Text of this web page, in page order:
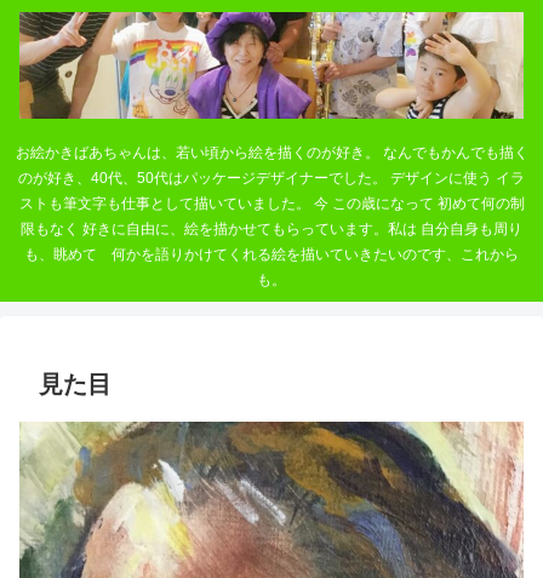
お絵かきばあちゃんは、若い頃から絵を描くのが好き。 なんでもかんでも描く
のが好き、40代、50代はパッケージデザイナーでした。 デザインに使う イラ
ストも筆文字も仕事として描いていました。 今 この歳になって 初めて何の制
限もなく 好きに自由に、絵を描かせてもらっています。私は 自分自身も周り
も、眺めて 何かを語りかけてくれる絵を描いていきたいのです、これから
も。
見た目